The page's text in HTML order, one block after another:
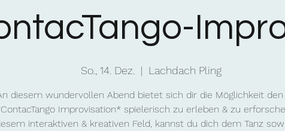
So., 14. Dez.
  |
Lachdach Pling
diesem wundervollen Abend bietet sich dir die Möglichkeit den
Improvisation* spielerisch zu erleben & zu
interaktiven & kreativen Feld, kannst du dich dem Tanz